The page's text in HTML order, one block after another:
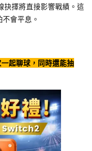
抉擇將直接影響戰績。這
會平息。
一起聊球，同時還能抽